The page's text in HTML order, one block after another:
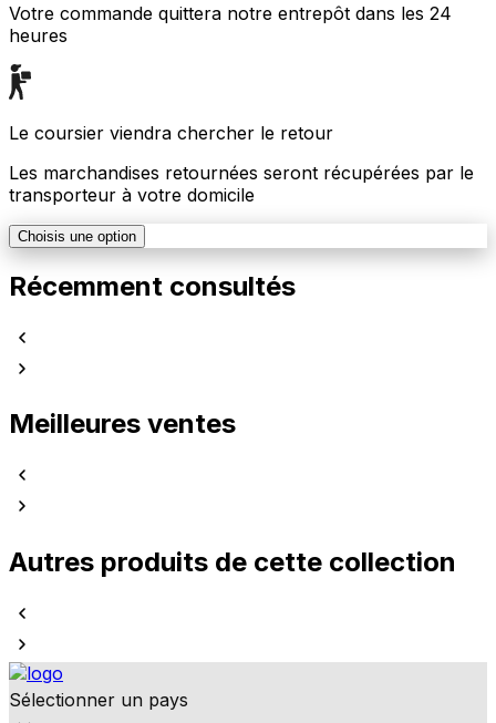
Votre commande quittera notre entrepôt dans les 24
heures
Le coursier viendra chercher le retour
Les marchandises retournées seront récupérées par le
transporteur à votre domicile
Choisis une option
Récemment consultés
Meilleures ventes
Autres produits de cette collection
Sélectionner un pays